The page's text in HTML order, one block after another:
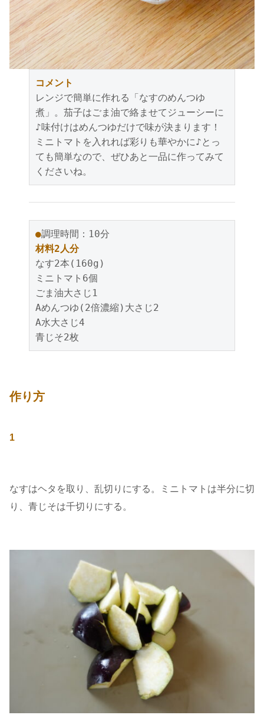
コメント
レンジで簡単に作れる「なすのめんつゆ
煮」。茄子はごま油で絡ませてジューシーに
♪味付けはめんつゆだけで味が決まります！
ミニトマトを入れれば彩りも華やかに♪とっ
ても簡単なので、ぜひあと一品に作ってみて
くださいね。
●調理時間：10分
材料2人分
なす2本(160g)
ミニトマト6個
ごま油大さじ1
Aめんつゆ(2倍濃縮)大さじ2
A水大さじ4
青じそ2枚
作り方
1
なすはヘタを取り、乱切りにする。ミニトマトは半分に切
り、青じそは千切りにする。